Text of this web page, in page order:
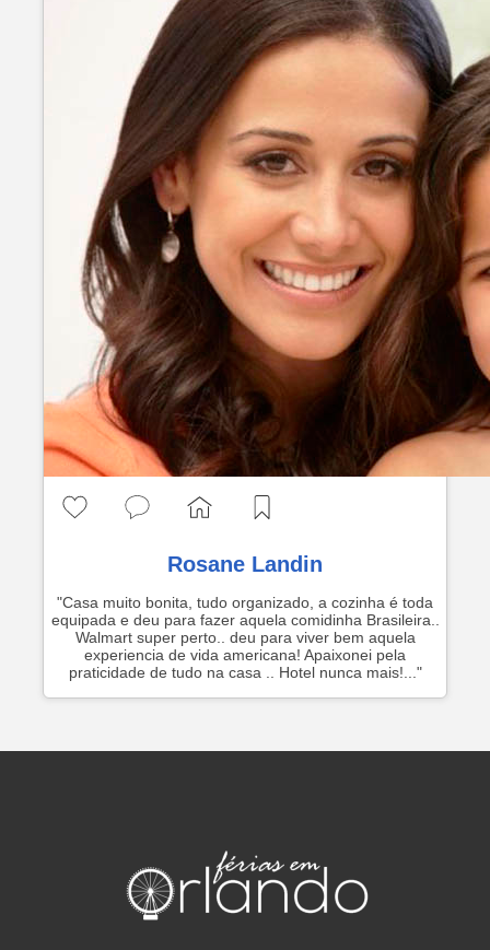
Rosane Landin
"Casa muito bonita, tudo organizado, a cozinha é toda
equipada e deu para fazer aquela comidinha Brasileira..
Walmart super perto.. deu para viver bem aquela
experiencia de vida americana! Apaixonei pela
praticidade de tudo na casa .. Hotel nunca mais!..."